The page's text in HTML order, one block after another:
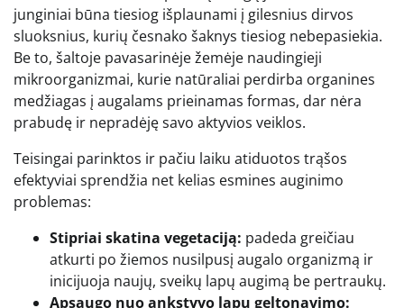
junginiai būna tiesiog išplaunami į gilesnius dirvos
sluoksnius, kurių česnako šaknys tiesiog nebepasiekia.
Be to, šaltoje pavasarinėje žemėje naudingieji
mikroorganizmai, kurie natūraliai perdirba organines
medžiagas į augalams prieinamas formas, dar nėra
prabudę ir nepradėję savo aktyvios veiklos.
Teisingai parinktos ir pačiu laiku atiduotos trąšos
efektyviai sprendžia net kelias esmines auginimo
problemas:
Stipriai skatina vegetaciją: padeda greičiau
atkurti po žiemos nusilpusį augalo organizmą ir
inicijuoja naujų, sveikų lapų augimą be pertraukų.
Apsaugo nuo ankstyvo lapų geltonavimo: